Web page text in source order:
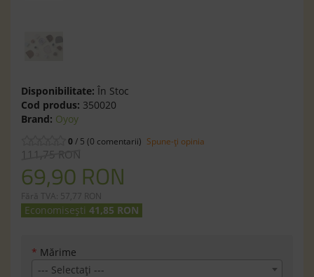
Disponibilitate: În Stoc
Cod produs: 350020
Brand: Oyoy
0/ 5 (0 comentarii) Spune-ţi opinia
111,75 RON
69,90 RON
Fără TVA: 57,77 RON
Economisești 41,85 RON
* Mărime
--- Selectaţi ---